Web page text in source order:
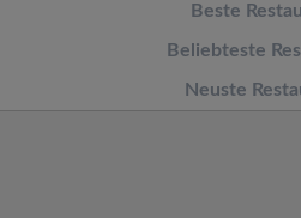
Beste
Beliebteste
Neuste